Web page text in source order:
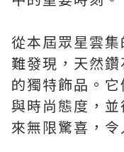
從本屆眾星雲
難發現，天然
的獨特飾品。
與時尚態度，
來無限驚喜，令